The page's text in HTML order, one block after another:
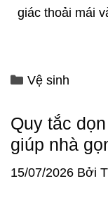
giác thoải mái
Vệ sinh
Quy tắc
giúp nhà
15/07/2026 Bởi